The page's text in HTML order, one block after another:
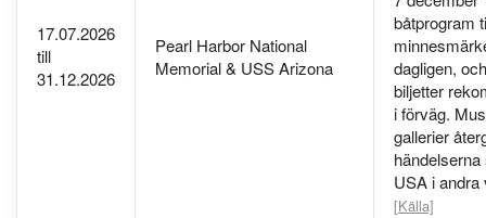
17.07.2026
till
31.12.2026
Pearl Harbor National
Memorial & USS Arizona
båtprogram
dagligen,
biljetter
i förväg.
gallerier
USA i
[Källa]